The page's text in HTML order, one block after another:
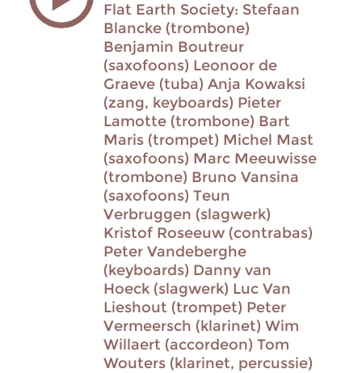
Flat Earth Society: Stefaan
Blancke (trombone)
Benjamin Boutreur
(saxofoons) Leonoor de
Graeve (tuba) Anja Kowaksi
(zang, keyboards) Pieter
Lamotte (trombone) Bart
Maris (trompet) Michel Mast
(saxofoons) Marc Meeuwisse
(trombone) Bruno Vansina
(saxofoons) Teun
Verbruggen (slagwerk)
Kristof Roseeuw (contrabas)
Peter Vandeberghe
(keyboards) Danny van
Hoeck (slagwerk) Luc Van
Lieshout (trompet) Peter
Vermeersch (klarinet) Wim
Willaert (accordeon) Tom
Wouters (klarinet, percussie)